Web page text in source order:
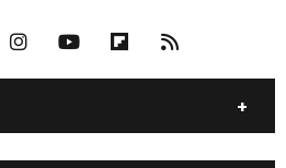
DÜNYA